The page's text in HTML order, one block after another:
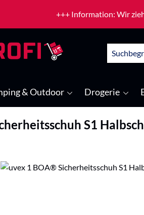
+++ Information: Wir
& Outdoor Drogerie
S1